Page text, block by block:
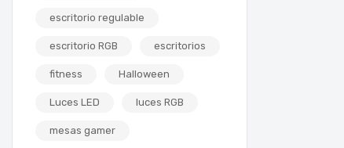
escritorio regulable
escritorio RGB escritorios
fitness Halloween
Luces LED luces RGB
mesas gamer